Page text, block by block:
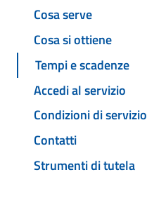
Cosa serve
Cosa si ottiene
Tempi e scadenze
Accedi al servizio
Condizioni di servizio
Contatti
Strumenti di tutela